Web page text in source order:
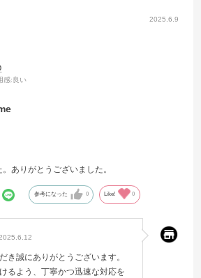
2025.6.9
感:良い
ありがとうございました。
参考になった 0 Like! 0
き誠にありがとうございます。
るよう、丁寧かつ迅速な対応を